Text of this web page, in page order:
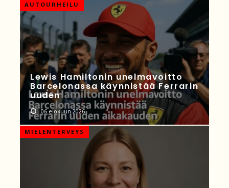
AUTOURHEILU
Lewis Hamiltonin unelmavoitto
Barcelonassa käynnistää Ferrarin
uuden
06 elokuun 2026
MIELENTERVEYS